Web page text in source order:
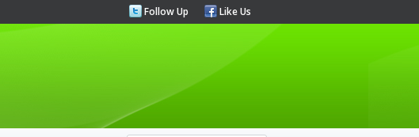
Follow Up Like Us